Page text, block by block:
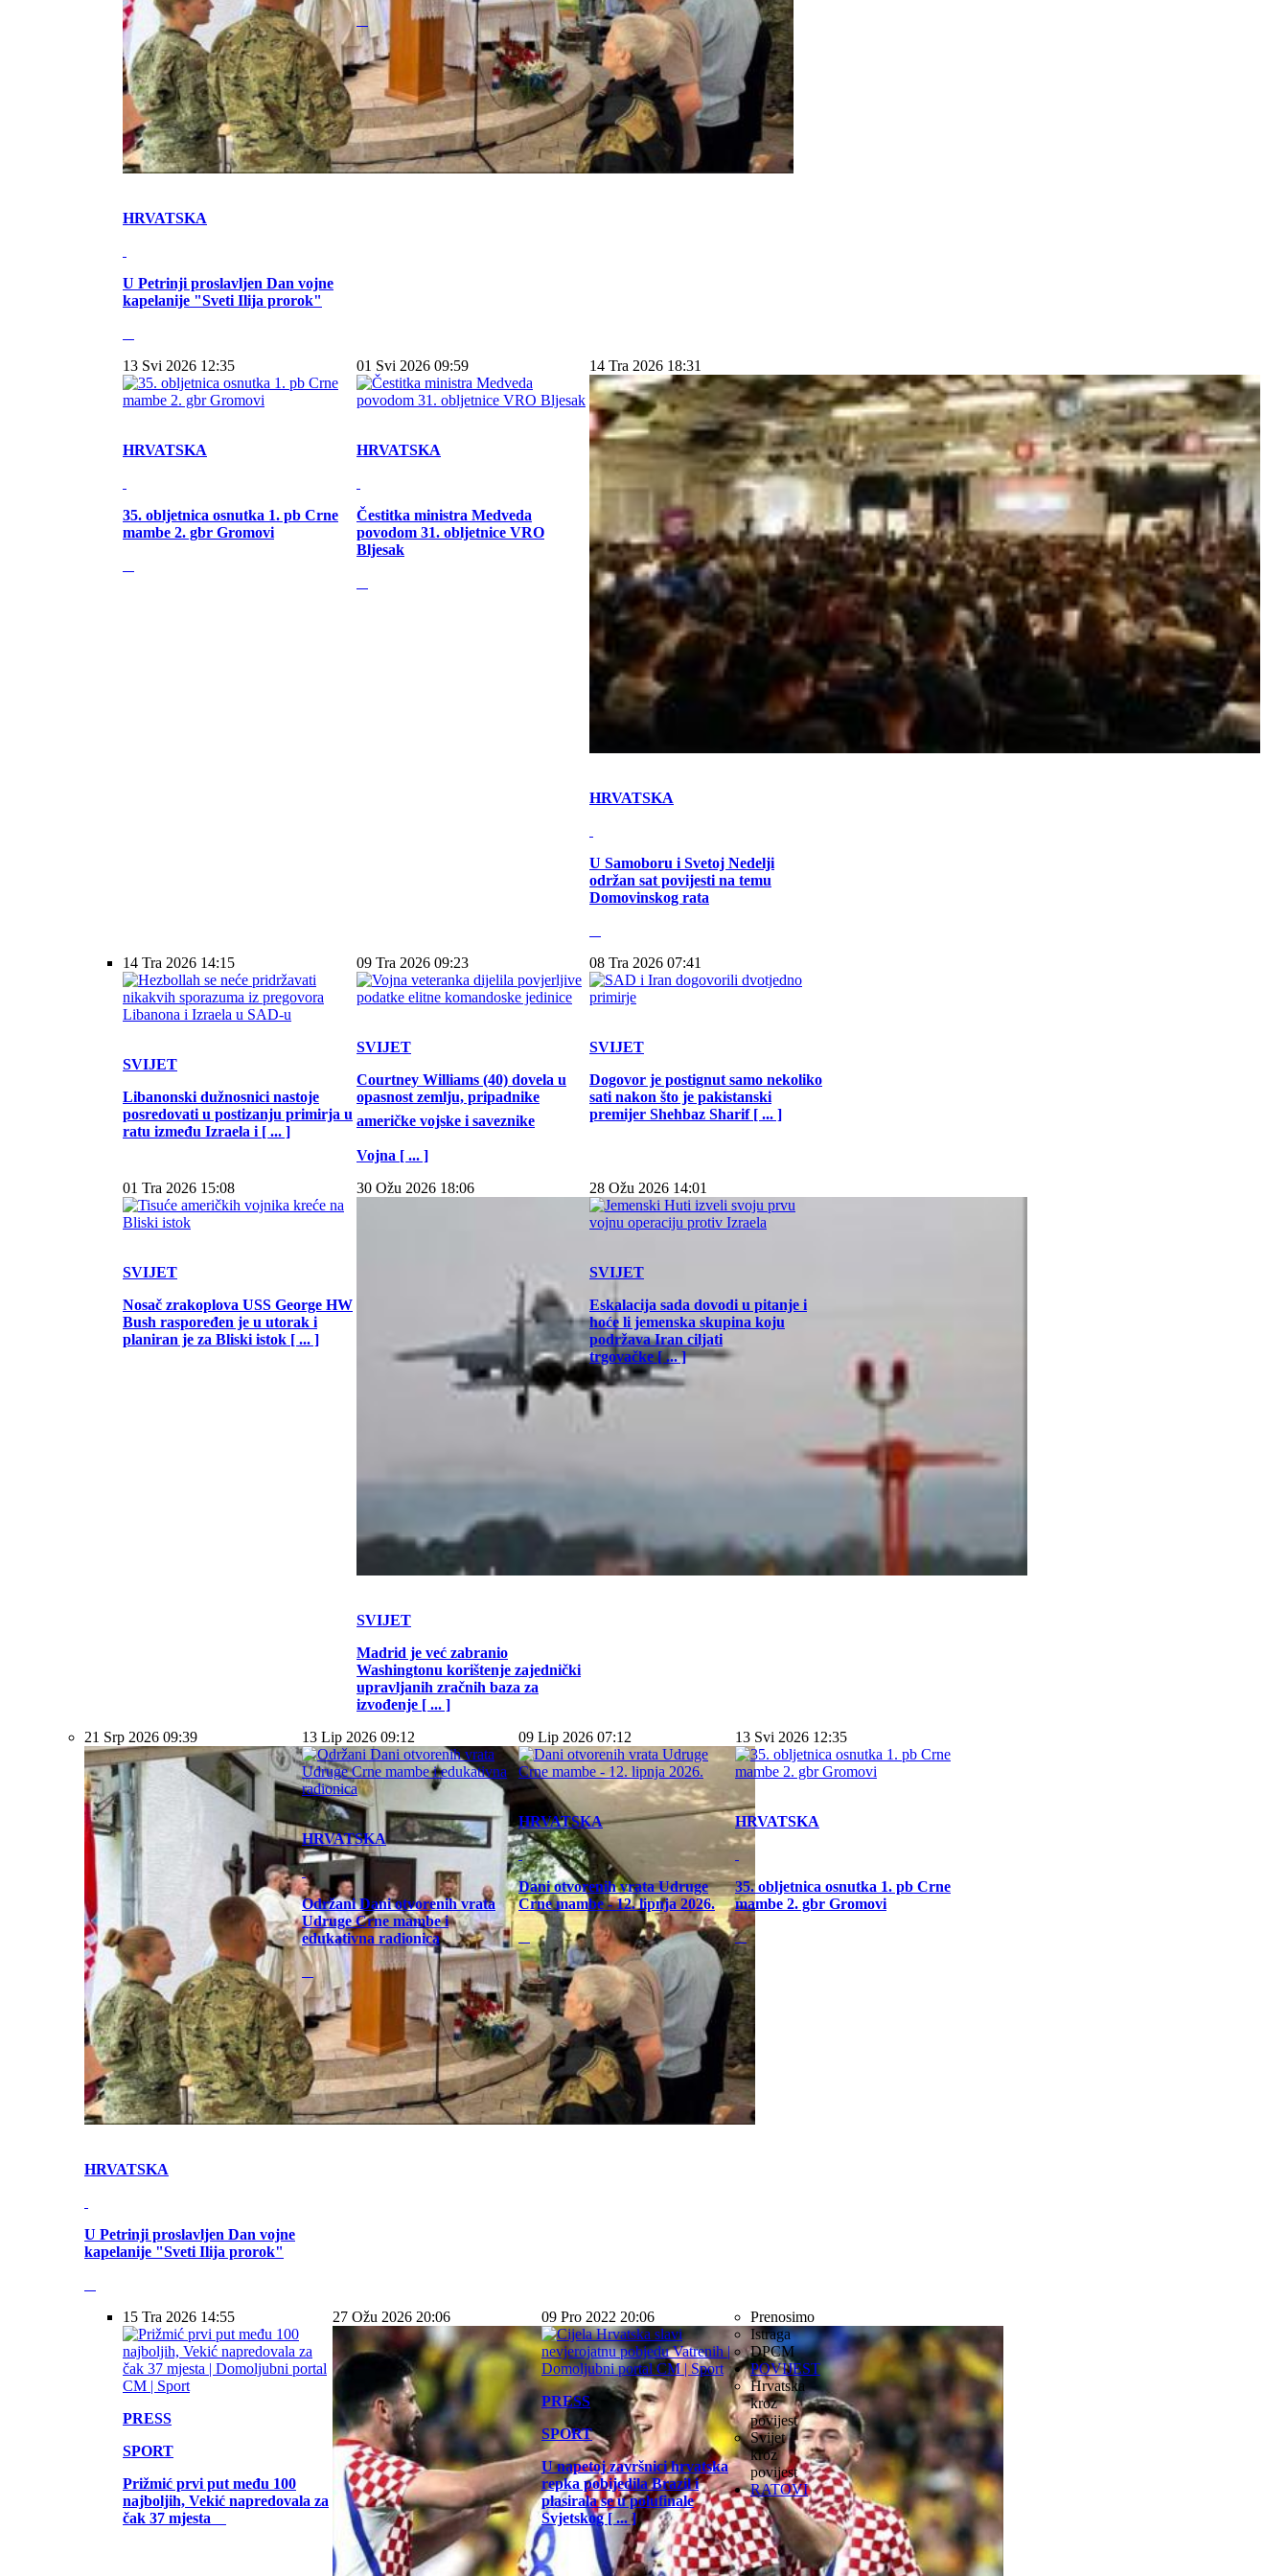
HRVATSKA
U Petrinji proslavljen Dan vojne
kapelanije "Sveti Ilija prorok"
13 Svi 2026 12:35
HRVATSKA
35. obljetnica osnutka 1. pb Crne
mambe 2. gbr Gromovi
01 Svi 2026 09:59
HRVATSKA
Čestitka ministra Medveda
povodom 31. obljetnice VRO
Bljesak
14 Tra 2026 18:31
HRVATSKA
U Samoboru i Svetoj Nedelji
održan sat povijesti na temu
Domovinskog rata
14 Tra 2026 14:15
SVIJET
Libanonski dužnosnici nastoje
posredovati u postizanju primirja u
ratu između Izraela i [ ... ]
09 Tra 2026 09:23
SVIJET
Courtney Williams (40) dovela u
opasnost zemlju, pripadnike
američke vojske i saveznike
Vojna [ ... ]
08 Tra 2026 07:41
SVIJET
Dogovor je postignut samo nekoliko
sati nakon što je pakistanski
premijer Shehbaz Sharif [ ... ]
01 Tra 2026 15:08
SVIJET
Nosač zrakoplova USS George HW
Bush raspoređen je u utorak i
planiran je za Bliski istok [ ... ]
30 Ožu 2026 18:06
SVIJET
Madrid je već zabranio
Washingtonu korištenje zajednički
upravljanih zračnih baza za
izvođenje [ ... ]
28 Ožu 2026 14:01
SVIJET
Eskalacija sada dovodi u pitanje i
hoće li jemenska skupina koju
podržava Iran ciljati
trgovačke [ ... ]
21 Srp 2026 09:39
HRVATSKA
U Petrinji proslavljen Dan vojne
kapelanije "Sveti Ilija prorok"
13 Lip 2026 09:12
HRVATSKA
Održani Dani otvorenih vrata
Udruge Crne mambe i
edukativna radionica
09 Lip 2026 07:12
HRVATSKA
Dani otvorenih vrata Udruge
Crne mambe - 12. lipnja 2026.
13 Svi 2026 12:35
HRVATSKA
35. obljetnica osnutka 1. pb Crne
mambe 2. gbr Gromovi
15 Tra 2026 14:55
PRESS
SPORT
Prižmić prvi put među 100
najboljih, Vekić napredovala za
čak 37 mjesta
27 Ožu 2026 20:06 09 Pro 2022 20:06
PRESS
SPORT
U napetoj završnici hrvatska
repka pobijedila Brazil i
plasirala se u polufinale
Svjetskog [ ... ]
Prenosimo
Istraga
DPCM
POVIJEST
Hrvatska
kroz
povijest
Svijet
kroz
povijest
RATOVI